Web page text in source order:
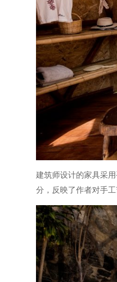
建筑师设计的家具采
分，反映了作者对手工